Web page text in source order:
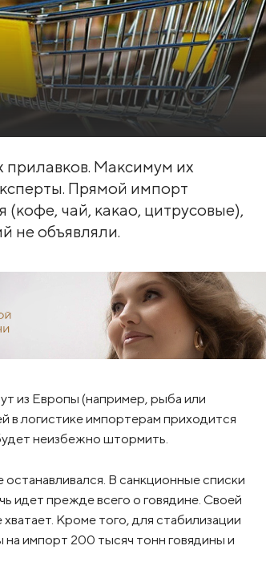
прилавков. Максимум их
Прямой импорт
(кофе, чай, какао, цитрусовые),
не объявляли.
из Европы (например, рыба или
в логистике импортерам приходится
неизбежно штормить.
В санкционные списки
идет прежде всего о говядине. Своей
Кроме того, для стабилизации
импорт 200 тысяч тонн говядины и